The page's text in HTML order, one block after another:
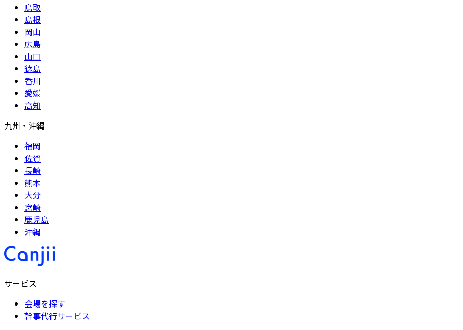
鳥取
島根
岡山
広島
山口
徳島
香川
愛媛
高知
九州・沖縄
福岡
佐賀
長崎
熊本
大分
宮崎
鹿児島
沖縄
サービス
会場を探す
幹事代行サービス